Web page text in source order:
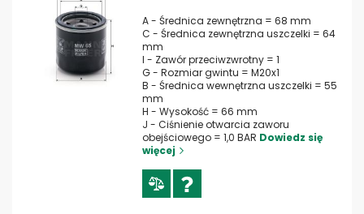
A - Średnica zewnętrzna = 68 mm
C - Średnica zewnętrzna uszczelki = 64
mm
I - Zawór przeciwzwrotny = 1
G - Rozmiar gwintu = M20x1
B - Średnica wewnętrzna uszczelki = 55
mm
H - Wysokość = 66 mm
J - Ciśnienie otwarcia zaworu
obejściowego = 1,0 BAR Dowiedz się
więcej